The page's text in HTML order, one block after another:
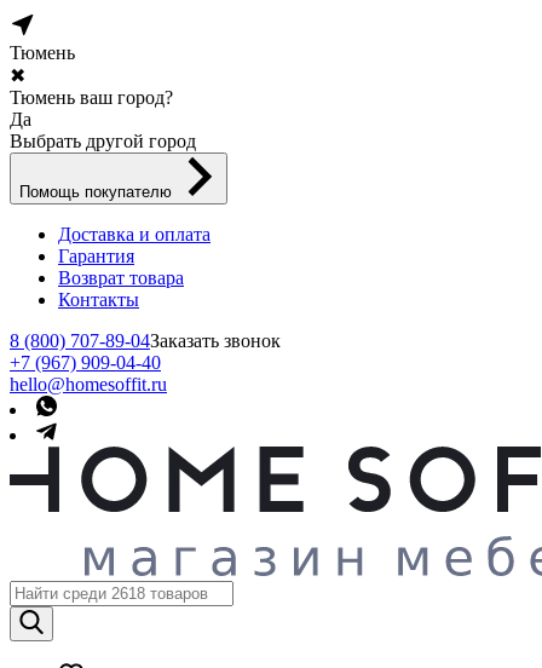
Тюмень
✖
Тюмень ваш город?
Да
Выбрать другой город
Помощь покупателю
Доставка и оплата
Гарантия
Возврат товара
Контакты
8 (800) 707-89-04Заказать звонок
+7 (967) 909-04-40
hello@homesoffit.ru